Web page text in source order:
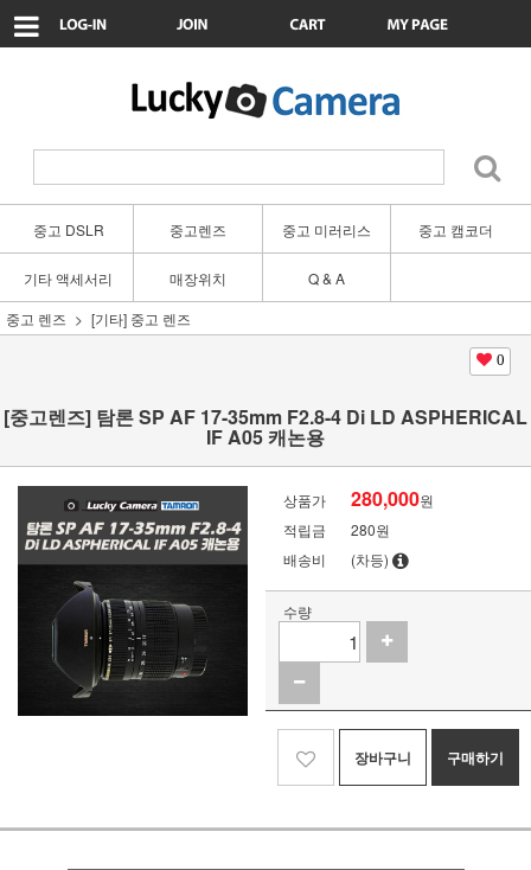
중고 DSLR 중고렌즈 중고 미러리스 중고 캠코더
기타 액세서리 매장위치
Q & A
중고 렌즈
[기타] 중고 렌즈
0
[중고렌즈] 탐론 SP AF 17-35mm F2.8-4 Di LD ASPHERICAL
IF A05 캐논용
상품가 280,000원
적립금
280원
배송비
(차등)
수량
장바구니 구매하기